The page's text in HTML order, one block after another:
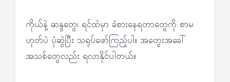
ကိုယ်နဲ့ ဆန္ဒတွေ၊ ရင်ထဲမှာ ခံစားနေရတာတွေကို စာမ
ဟုတ်ပဲ ပုံဆွဲပြီး သရုပ်ဖော်ကြည့်ပါ။ အတွေးအခေါ်
အသစ်တွေလည်း ရလာနိုင်ပါတယ်။